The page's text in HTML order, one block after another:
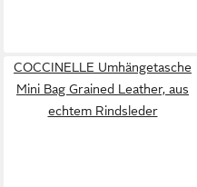
COCCINELLE Umhängetasche
Mini Bag Grained Leather, aus
echtem Rindsleder